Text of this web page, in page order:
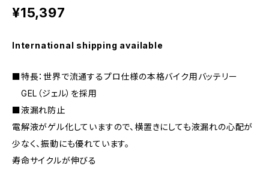
¥15,397
International shipping available
■特長：世界で流通するプロ仕様の本格バイク用バッテリー
GEL（ジェル）を採用
■液漏れ防止
電解液がゲル化していますので、横置きにしても液漏れの心配が
少なく、振動にも優れています。
寿命サイクルが伸びる